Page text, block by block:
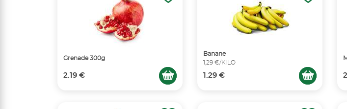
Grenade 300g
2.19 €
Banane
1,29 €/KILO
1.29 €